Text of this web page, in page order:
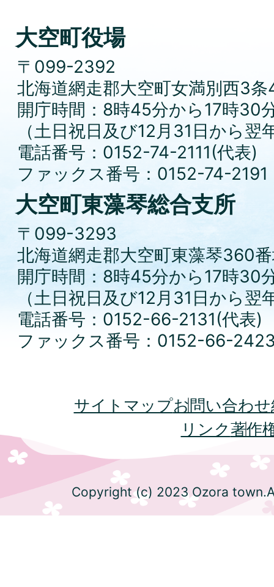
大空町役場
〒099-2392
北海道網走郡大空町女満別西3条
開庁時間：8時45分から17時30
（土日祝日及び12月31日から
電話番号：0152-74-2111(代表)
ファックス番号：0152-74-2191
大空町東藻琴総合支所
〒099-3293
北海道網走郡大空町東藻琴360
開庁時間：8時45分から17時30
（土日祝日及び12月31日から
電話番号：0152-66-2131(代表)
ファックス番号：0152-66-
サイトマップお問い合わせ
リンク著作
Copyright (c) 2023 Ozora